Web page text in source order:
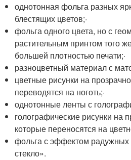
однотонная фольга разных
блестящих цветов;·
фольга одного цвета, но с
растительным принтом того
большей плотностью печати;·
разноцветный материал с
цветные рисунки на
переводятся на ноготь;·
однотонные ленты с
голографические рисунки на
которые переносятся на
фольга с эффектом радужных
стекло».